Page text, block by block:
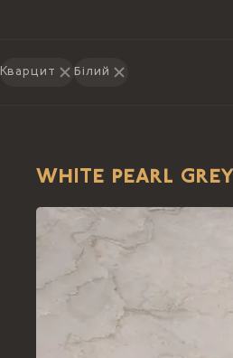
Кварцит Білий
WHITE PEARL GREY